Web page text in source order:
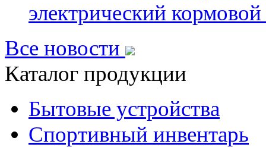
электрический кормовой
Все новости
Каталог продукции
Бытовые устройства
Спортивный инвентарь